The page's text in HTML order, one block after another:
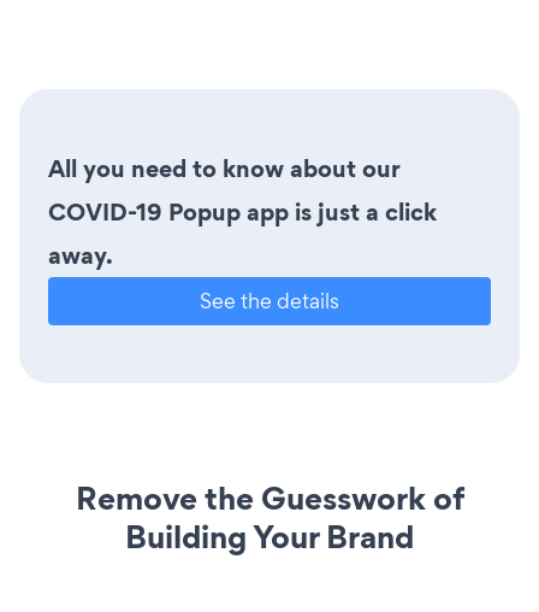
All you need to know about our
COVID-19 Popup app is just a click
away.
See the details
Remove the Guesswork of
Building Your Brand